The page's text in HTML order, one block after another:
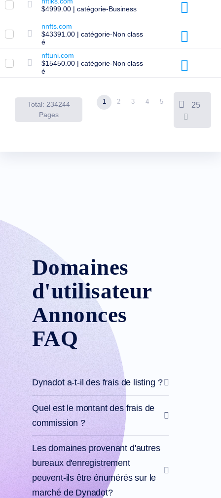
Expirés
Enchères
sur
Expirés
Ventes
enchères
de
registre
Enchères
Dernière
Chance
Liquidation
expirée
de
précommande
Domaines
Enchères
Domaines
Attente
Acheter
des
domaine
Vente
Créateur
Site
Web
mail
Créateur
SSL
Programme
Revendeur
Ressources
$4999.00 | catégorie-Business
nnfts.com
$43391.00 | catégorie-Non class
é
nftuni.com
$15450.00 | catégorie-Non class
é
Total: 234244
Pages
1 2 3 4 5 25
Domaines
d'utilisateur
Annonces
FAQ
Dynadot a-t-il des frais de listing ?
Quel est le montant des frais de
commission ?
Les domaines provenant d'autres
bureaux d'enregistrement
peuvent-ils être énumérés sur le
marché de Dynadot?